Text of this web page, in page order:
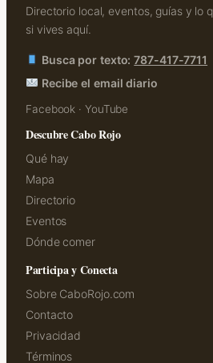
Directorio local, eventos, guías y lo
si vives aquí.
Busca por texto:787-417-7711
Recibe el email diario
Facebook · YouTube
Descubre Cabo Rojo
Qué hay
Mapa
Directorio
Eventos
Dónde comer
Participa y Conecta
Sobre CaboRojo.com
Contacto
Privacidad
Términos